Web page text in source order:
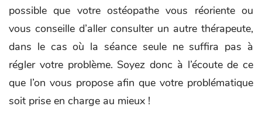
possible que votre ostéopathe vous réoriente ou
vous conseille d’aller consulter un autre thérapeute,
dans le cas où la séance seule ne suffira pas à
régler votre problème. Soyez donc à l’écoute de ce
que l’on vous propose afin que votre problématique
soit prise en charge au mieux !